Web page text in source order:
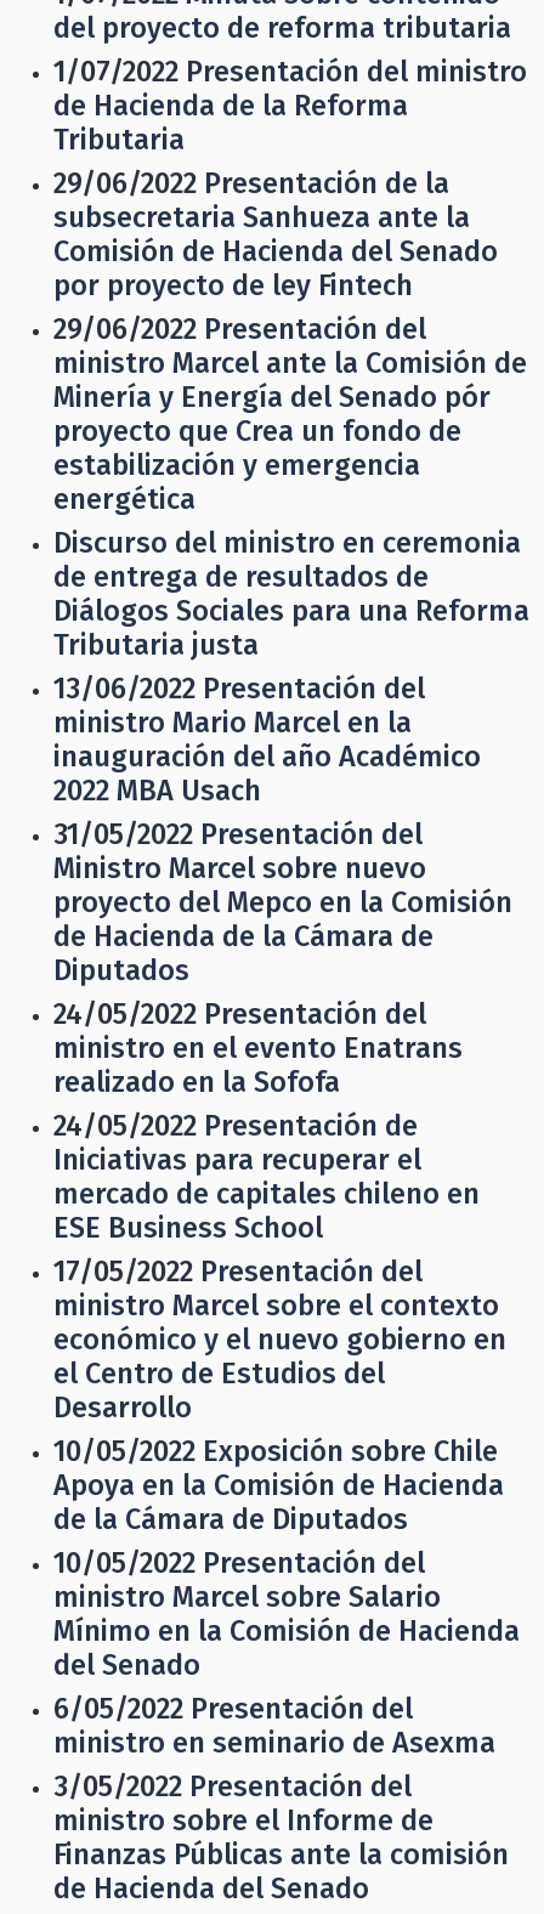
del proyecto de reforma tributaria
1/07/2022 Presentación del ministro
de Hacienda de la Reforma
Tributaria
29/06/2022 Presentación de la
subsecretaria Sanhueza ante la
Comisión de Hacienda del Senado
por proyecto de ley Fintech
29/06/2022 Presentación del
ministro Marcel ante la Comisión de
Minería y Energía del Senado pór
proyecto que Crea un fondo de
estabilización y emergencia
energética
Discurso del ministro en ceremonia
de entrega de resultados de
Diálogos Sociales para una Reforma
Tributaria justa
13/06/2022 Presentación del
ministro Mario Marcel en la
inauguración del año Académico
2022 MBA Usach
31/05/2022 Presentación del
Ministro Marcel sobre nuevo
proyecto del Mepco en la Comisión
de Hacienda de la Cámara de
Diputados
24/05/2022 Presentación del
ministro en el evento Enatrans
realizado en la Sofofa
24/05/2022 Presentación de
Iniciativas para recuperar el
mercado de capitales chileno en
ESE Business School
17/05/2022 Presentación del
ministro Marcel sobre el contexto
económico y el nuevo gobierno en
el Centro de Estudios del
Desarrollo
10/05/2022 Exposición sobre Chile
Apoya en la Comisión de Hacienda
de la Cámara de Diputados
10/05/2022 Presentación del
ministro Marcel sobre Salario
Mínimo en la Comisión de Hacienda
del Senado
6/05/2022 Presentación del
ministro en seminario de Asexma
3/05/2022 Presentación del
ministro sobre el Informe de
Finanzas Públicas ante la comisión
de Hacienda del Senado